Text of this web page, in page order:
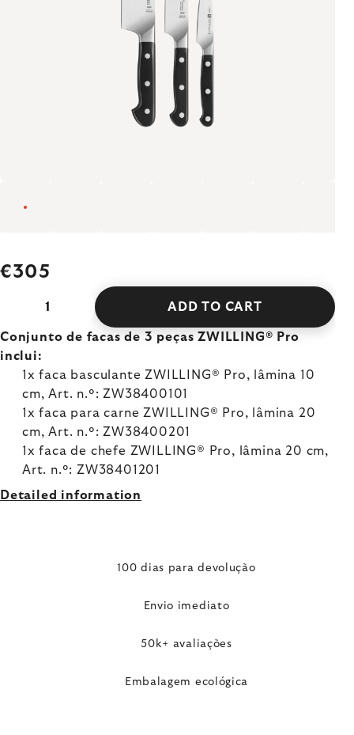
€305
ADD TO CART
Conjunto de facas de 3 peças ZWILLING® Pro
inclui:
1x faca basculante ZWILLING® Pro, lâmina 10
cm, Art. n.º: ZW38400101
1x faca para carne ZWILLING® Pro, lâmina 20
cm, Art. n.º: ZW38400201
1x faca de chefe ZWILLING® Pro, lâmina 20 cm,
Art. n.º: ZW38401201
Detailed information
100 dias para devolução
Envio imediato
50k+ avaliações
Embalagem ecológica